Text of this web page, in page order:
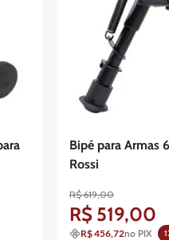
Bipé para Armas
Rossi
R$ 619,00
R$ 519,00
R$ 456,72no PIX